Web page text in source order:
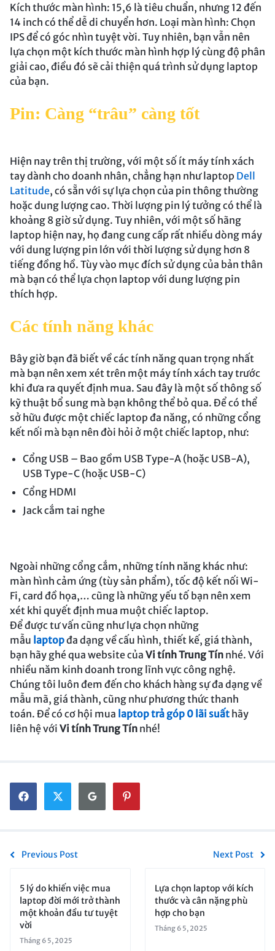
Kích thước màn hình: 15,6 là tiêu chuẩn, nhưng 12 đến
14 inch có thể dễ di chuyển hơn. Loại màn hình: Chọn
IPS để có góc nhìn tuyệt vời. Tuy nhiên, bạn vẫn nên
lựa chọn một kích thước màn hình hợp lý cùng độ phân
giải cao, điều đó sẽ cải thiện quá trình sử dụng laptop
của bạn.
Pin: Càng “trâu” càng tốt
Hiện nay trên thị trường, với một số ít máy tính xách
tay dành cho doanh nhân, chẳng hạn như laptop Dell
Latitude, có sẵn với sự lựa chọn của pin thông thường
hoặc dung lượng cao. Thời lượng pin lý tưởng có thể là
khoảng 8 giờ sử dụng. Tuy nhiên, với một số hãng
laptop hiện nay, họ đang cung cấp rất nhiều dòng máy
với dung lượng pin lớn với thời lượng sử dụng hơn 8
tiếng đồng hồ. Tùy vào mục đích sử dụng của bản thân
mà bạn có thể lựa chọn laptop với dung lượng pin
thích hợp.
Các tính năng khác
Bây giờ bạn đã biết về các tính năng quan trọng nhất
mà bạn nên xem xét trên một máy tính xách tay trước
khi đưa ra quyết định mua. Sau đây là một số thông số
kỹ thuật bổ sung mà bạn không thể bỏ qua. Để có thể
sở hữu được một chiếc laptop đa năng, có những cổng
kết nối mà bạn nên đòi hỏi ở một chiếc laptop, như:
Cổng USB – Bao gồm USB Type-A (hoặc USB-A),
USB Type-C (hoặc USB-C)
Cổng HDMI
Jack cắm tai nghe
Ngoài những cổng cắm, những tính năng khác như:
màn hình cảm ứng (tùy sản phẩm), tốc độ kết nối Wi-
Fi, card đồ họa,… cũng là những yếu tố bạn nên xem
xét khi quyết định mua muột chiếc laptop.
Để được tư vấn cũng như lựa chọn những
mẫu laptopđa dạng về cấu hình, thiết kế, giá thành,
bạn hãy ghé qua website của Vi tính Trung Tín nhé. Với
nhiều năm kinh doanh trong lĩnh vực công nghệ.
Chúng tôi luôn đem đến cho khách hàng sự đa dạng về
mẫu mã, giá thành, cũng như phương thức thanh
toán. Để có cơ hội mua laptop trả góp 0 lãi suất hãy
liên hệ với Vi tính Trung Tín nhé!
Previous Post Next Post
5 lý do khiến việc mua
laptop đời mới trở thành
một khoản đầu tư tuyệt
vời
Tháng 6 5, 2025
Lựa chọn laptop với kích
thước và cân nặng phù
hợp cho bạn
Tháng 6 5, 2025